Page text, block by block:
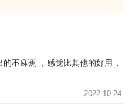
不麻蕉 ，感觉比其他的好用，
2022-10-24